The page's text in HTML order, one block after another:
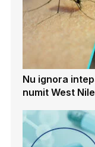
Nu ignora
numit West Nile